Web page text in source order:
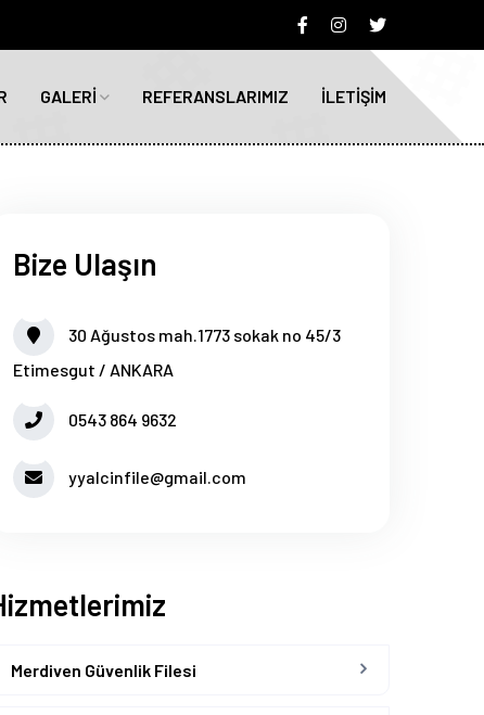
GALERİ REFERANSLARIMIZ İLETİŞİM
Bize Ulaşın
30 Ağustos mah.1773 sokak no 45/3
Etimesgut / ANKARA
0543 864 9632
yyalcinfile@gmail.com
Merdiven Güvenlik Filesi